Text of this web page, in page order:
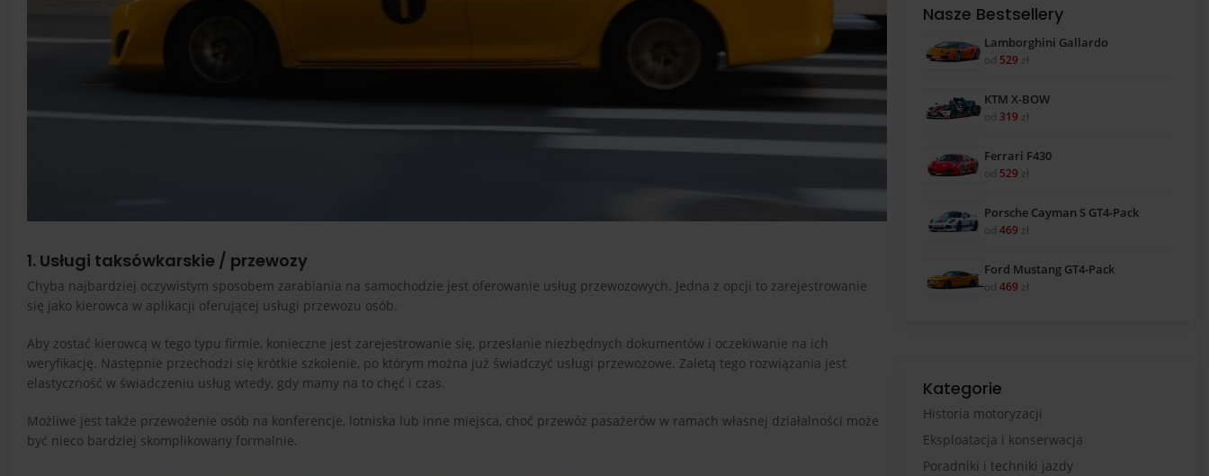
1. Usługi taksówkarskie / przewozy
Chyba najbardziej oczywistym sposobem zarabiania na samochodzie jest oferowanie usług przewozowych. Jedna z opcji to zarejestrowanie
się jako kierowca w aplikacji oferującej usługi przewozu osób.
Aby zostać kierowcą w tego typu firmie, konieczne jest zarejestrowanie się, przesłanie niezbędnych dokumentów i oczekiwanie na ich
weryfikację. Następnie przechodzi się krótkie szkolenie, po którym można już świadczyć usługi przewozowe. Zaletą tego rozwiązania jest
elastyczność w świadczeniu usług wtedy, gdy mamy na to chęć i czas.
Możliwe jest także przewożenie osób na konferencje, lotniska lub inne miejsca, choć przewóz pasażerów w ramach własnej działalności może
być nieco bardziej skomplikowany formalnie.
Nasze Bestsellery
Lamborghini Gallardo
od 529 zł
KTM X-BOW
od 319 zł
Ferrari F430
od 529 zł
Porsche Cayman S GT4-Pack
od 469 zł
Ford Mustang GT4-Pack
od 469 zł
Kategorie
Historia motoryzacji
Eksploatacja i konserwacja
Poradniki i techniki jazdy